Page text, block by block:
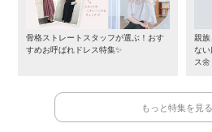
骨格ストレートスタッフが選ぶ！おす
すめお呼ばれドレス特集✨
親族
な
ス🌼
もっと特集を見る